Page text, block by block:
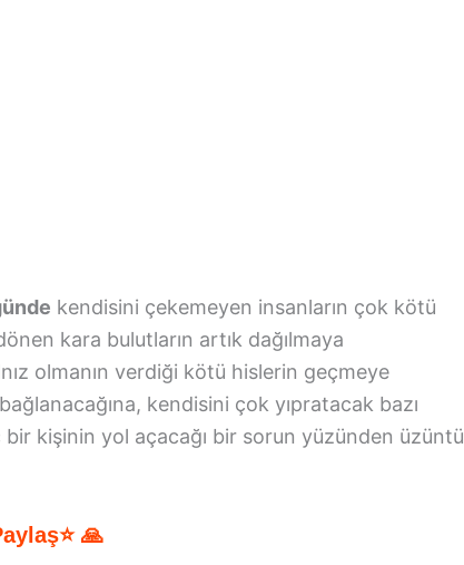
kendisini çekemeyen insanların çok kötü
kara bulutların artık dağılmaya
olmanın verdiği kötü hislerin geçmeye
kendisini çok yıpratacak bazı
bir kişinin yol açacağı bir sorun yüzünden üzüntü
🙏